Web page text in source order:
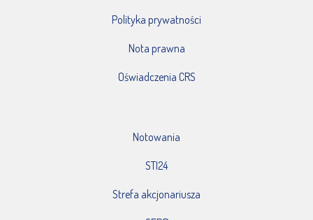
Polityka prywatności
Nota prawna
Oświadczenia CRS
Notowania
STI24
Strefa akcjonariusza